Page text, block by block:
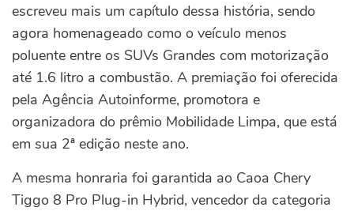
escreveu mais um capítulo dessa história, sendo
agora homenageado como o veículo menos
poluente entre os SUVs Grandes com motorização
até 1.6 litro a combustão. A premiação foi oferecida
pela Agência Autoinforme, promotora e
organizadora do prêmio Mobilidade Limpa, que está
em sua 2ª edição neste ano.
A mesma honraria foi garantida ao Caoa Chery
Tiggo 8 Pro Plug-in Hybrid, vencedor da categoria